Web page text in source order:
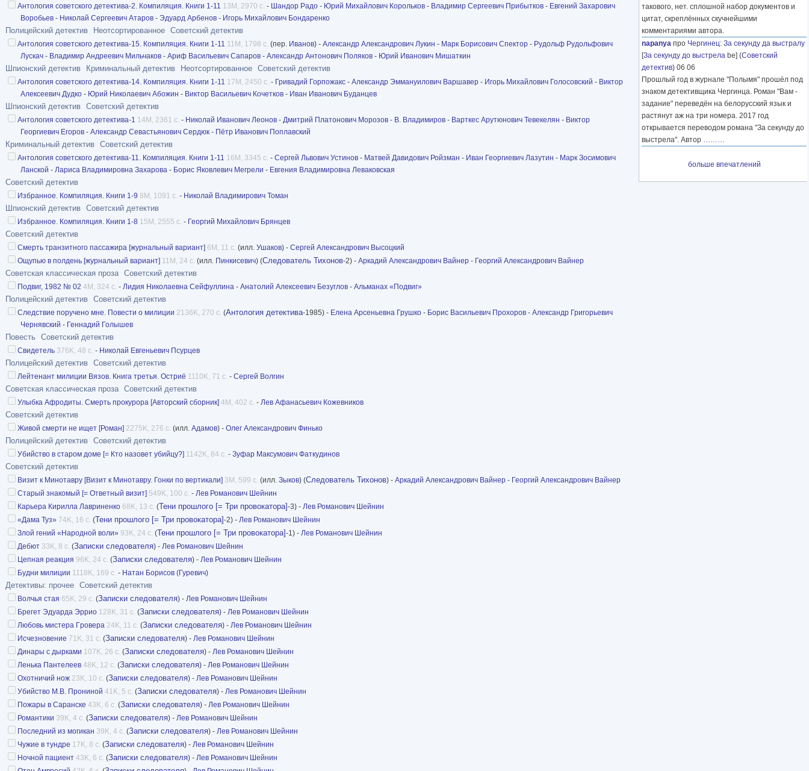
Антология советского детектива-2. Компиляция. Книги 1-11 13M, 2970 с. - Шандор Радо - Юрий Михайлович Корольков - Владимир Сергеевич Прибытков - Евгений Захарович
Воробьев - Николай Сергеевич Атаров - Эдуард Арбенов - Игорь Михайлович Бондаренко
Полицейский детектив Неотсортированное Советский детектив
Антология советского детектива-15. Компиляция. Книги 1-11 11M, 1798 с. (пер. Иванов) - Александр Александрович Лукин - Марк Борисович Спектор - Рудольф Рудольфович
Лускач - Владимир Андреевич Мильчаков - Ариф Васильевич Сапаров - Александр Антонович Поляков - Юрий Иванович Мишаткин
Шпионский детектив Криминальный детектив Неотсортированное Советский детектив
Антология советского детектива-14. Компиляция. Книги 1-11 17M, 2450 с. - Гривадий Горпожакс - Александр Эммануилович Варшавер - Игорь Михайлович Голосовский - Виктор
Алексеевич Дудко - Юрий Николаевич Абожин - Виктор Васильевич Кочетков - Иван Иванович Буданцев
Шпионский детектив Советский детектив
Антология советского детектива-1 14M, 2361 с. - Николай Иванович Леонов - Дмитрий Платонович Морозов - В. Владимиров - Варткес Арутюнович Тевекелян - Виктор
Георгиевич Егоров - Александр Севастьянович Сердюк - Пётр Иванович Поплавский
Криминальный детектив Советский детектив
Антология советского детектива-11. Компиляция. Книги 1-11 16M, 3345 с. - Сергей Львович Устинов - Матвей Давидович Ройзман - Иван Георгиевич Лазутин - Марк Зосимович
Ланской - Лариса Владимировна Захарова - Борис Яковлевич Мегрели - Евгения Владимировна Леваковская
Советский детектив
Избранное. Компиляция. Книги 1-9 8M, 1091 с. - Николай Владимирович Томан
Шпионский детектив Советский детектив
Избранное. Компиляция. Книги 1-8 15M, 2555 с. - Георгий Михайлович Брянцев
Советский детектив
Смерть транзитного пассажира [журнальный вариант] 6M, 11 с. (илл. Ушаков) - Сергей Александрович Высоцкий
Ощупью в полдень [журнальный вариант] 11M, 24 с. (илл. Пинкисевич) (Следователь Тихонов-2) - Аркадий Александрович Вайнер - Георгий Александрович Вайнер
Советская классическая проза Советский детектив
Подвиг, 1982 № 02 4M, 324 с. - Лидия Николаевна Сейфуллина - Анатолий Алексеевич Безуглов - Альманах «Подвиг»
Полицейский детектив Советский детектив
Следствие поручено мне. Повести о милиции 2136K, 270 с. (Антология детектива-1985) - Елена Арсеньевна Грушко - Борис Васильевич Прохоров - Александр Григорьевич
Чернявский - Геннадий Голышев
Повесть Советский детектив
Свидетель 376K, 48 с. - Николай Евгеньевич Псурцев
Полицейский детектив Советский детектив
Лейтенант милиции Вязов. Книга третья. Остриё 1110K, 71 с. - Сергей Волгин
Советская классическая проза Советский детектив
Улыбка Афродиты. Смерть прокурора [Авторский сборник] 4M, 402 с. - Лев Афанасьевич Кожевников
Советский детектив
Живой смерти не ищет [Роман] 2275K, 276 с. (илл. Адамов) - Олег Александрович Финько
Полицейский детектив Советский детектив
Убийство в старом доме [= Кто назовет убийцу?] 1142K, 84 с. - Зуфар Максумович Фаткудинов
Советский детектив
Визит к Минотавру [Визит к Минотавру. Гонки по вертикали] 3M, 599 с. (илл. Зыков) (Следователь Тихонов) - Аркадий Александрович Вайнер - Георгий Александрович Вайнер
Старый знакомый [= Ответный визит] 549K, 100 с. - Лев Романович Шейнин
Карьера Кирилла Лавриненко 68K, 13 с. (Тени прошлого [= Три провокатора]-3) - Лев Романович Шейнин
«Дама Туз» 74K, 16 с. (Тени прошлого [= Три провокатора]-2) - Лев Романович Шейнин
Злой гений «Народной воли» 93K, 24 с. (Тени прошлого [= Три провокатора]-1) - Лев Романович Шейнин
Дебют 33K, 8 с. (Записки следователя) - Лев Романович Шейнин
Цепная реакция 96K, 24 с. (Записки следователя) - Лев Романович Шейнин
Будни милиции 1118K, 169 с. - Натан Борисов (Гуревич)
Детективы: прочее Советский детектив
Волчья стая 65K, 29 с. (Записки следователя) - Лев Романович Шейнин
Брегет Эдуарда Эррио 128K, 31 с. (Записки следователя) - Лев Романович Шейнин
Любовь мистера Гpoвера 24K, 11 с. (Записки следователя) - Лев Романович Шейнин
Исчезновение 71K, 31 с. (Записки следователя) - Лев Романович Шейнин
Динары с дырками 107K, 26 с. (Записки следователя) - Лев Романович Шейнин
Ленька Пантелеев 48K, 12 с. (Записки следователя) - Лев Романович Шейнин
Охотничий нож 23K, 10 с. (Записки следователя) - Лев Романович Шейнин
Убийство М.В. Прониной 41K, 5 с. (Записки следователя) - Лев Романович Шейнин
Пожары в Саранске 43K, 6 с. (Записки следователя) - Лев Романович Шейнин
Романтики 39K, 4 с. (Записки следователя) - Лев Романович Шейнин
Последний из могикан 39K, 4 с. (Записки следователя) - Лев Романович Шейнин
Чужие в тундре 17K, 8 с. (Записки следователя) - Лев Романович Шейнин
Ночной пациент 43K, 6 с. (Записки следователя) - Лев Романович Шейнин
такового, нет. сплошной набор документов и
цитат, скреплённых скучнейшими
комментариями автора.
napanya про Чергинец: За секунду да выстралу
[За секунду до выстрела be] (Советский
детектив) 06 06
Прошлый год в журнале "Полымя" прошёл под
знаком детективщика Чергинца. Роман "Вам -
задание" переведён на белорусский язык и
растянут аж на три номера. 2017 год
открывается переводом романа "За секунду до
выстрела". Автор ………
больше впечатлений